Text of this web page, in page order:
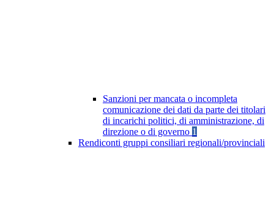
Sanzioni per mancata o incompleta
comunicazione dei dati da parte dei titolari
di incarichi politici, di amministrazione, di
direzione o di governo 1
Rendiconti gruppi consiliari regionali/provinciali